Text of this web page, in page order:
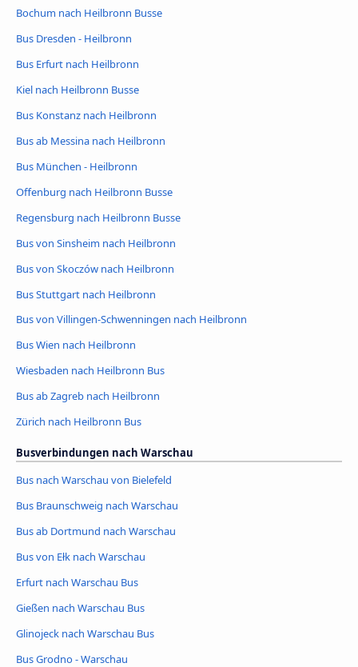
Bochum nach Heilbronn Busse
Bus Dresden - Heilbronn
Bus Erfurt nach Heilbronn
Kiel nach Heilbronn Busse
Bus Konstanz nach Heilbronn
Bus ab Messina nach Heilbronn
Bus München - Heilbronn
Offenburg nach Heilbronn Busse
Regensburg nach Heilbronn Busse
Bus von Sinsheim nach Heilbronn
Bus von Skoczów nach Heilbronn
Bus Stuttgart nach Heilbronn
Bus von Villingen-Schwenningen nach Heilbronn
Bus Wien nach Heilbronn
Wiesbaden nach Heilbronn Bus
Bus ab Zagreb nach Heilbronn
Zürich nach Heilbronn Bus
Busverbindungen nach Warschau
Bus nach Warschau von Bielefeld
Bus Braunschweig nach Warschau
Bus ab Dortmund nach Warschau
Bus von Ełk nach Warschau
Erfurt nach Warschau Bus
Gießen nach Warschau Bus
Glinojeck nach Warschau Bus
Bus Grodno - Warschau